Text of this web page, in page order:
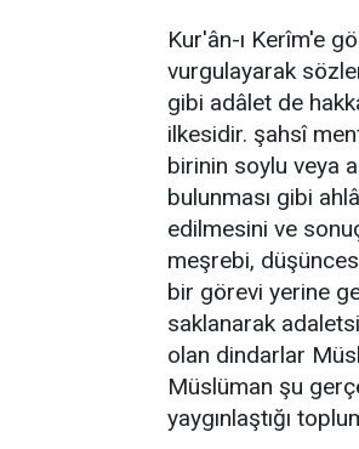
Kur'ân-ı Kerîm'e
vurgulayarak
gibi adâlet de
ilkesidir. şahsî
birinin soylu veya
bulunması gibi
edilmesini ve
meşrebi,
bir görevi yerine
saklanarak
olan dindarlar
Müslüman şu
yaygınlaştığı